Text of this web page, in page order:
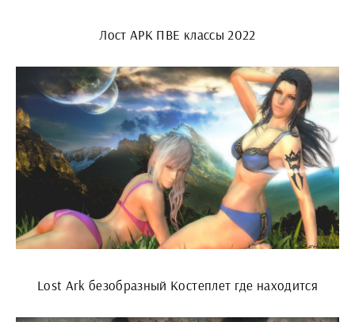
Лост АРК ПВЕ классы 2022
Lost Ark безобразный Костеплет где находится